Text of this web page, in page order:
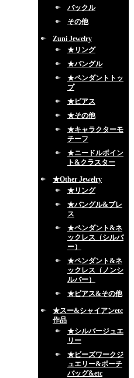
バックル
その他
Zuni Jewelry
★リング
★バングル
★ペンダントトッ
プ
★ピアス
★その他
★キャラクターモ
チーフ
★ニードルポイン
ト&クラスター
★Other Jewelry
★リング
★バングル&ブレ
ス
★ペンダント&ネ
ックレス（シルバ
ー）
★ペンダント&ネ
ックレス（ノンシ
ルバー）
★ピアス&その他
★スー&シャイアンetc
作品
★シルバージュエ
リー
★ビーズワークジ
ュエリー&ポーチ
バッグ&etc